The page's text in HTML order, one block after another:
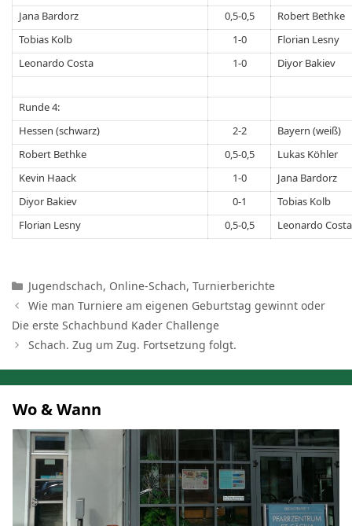
Jana Bardorz
0,5-0,5
Robert Bethke
Tobias Kolb
1-0
Florian Lesny
Leonardo Costa
1-0 Diyor Bakiev
Runde 4:
Hessen (schwarz)
2-2
Bayern (weiß)
Robert Bethke
0,5-0,5
Lukas Köhler
Kevin Haack
1-0
Jana Bardorz
Diyor Bakiev
0-1
Tobias Kolb
Florian Lesny
0,5-0,5 Leonardo Costa
Kategorien
Jugendschach, Online-Schach,Turnierberichte
Wie man Turniere am eigenen Geburtstag gewinnt oder
Die erste Schachbund Kader Challenge
Schach. Zug um Zug. Fortsetzung folgt.
Wo & Wann